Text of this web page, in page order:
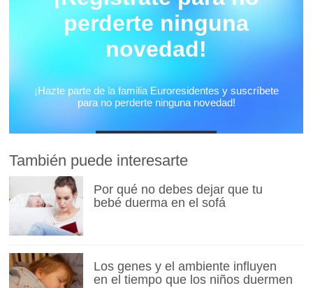
También puede interesarte
Por qué no debes dejar que tu
bebé duerma en el sofá
Los genes y el ambiente influyen
en el tiempo que los niños duermen